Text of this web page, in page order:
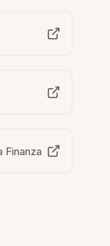
Finanza